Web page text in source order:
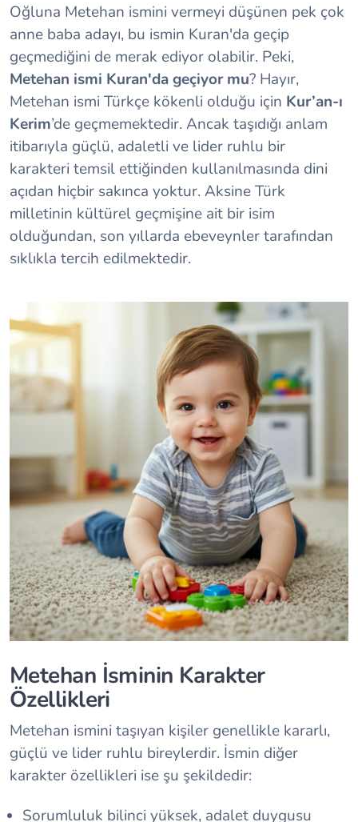
Oğluna Metehan ismini vermeyi düşünen pek çok
anne baba adayı, bu ismin Kuran'da geçip
geçmediğini de merak ediyor olabilir. Peki,
Metehan ismi Kuran'da geçiyor mu? Hayır,
Metehan ismi Türkçe kökenli olduğu için Kur’an-ı
Kerim’de geçmemektedir. Ancak taşıdığı anlam
itibarıyla güçlü, adaletli ve lider ruhlu bir
karakteri temsil ettiğinden kullanılmasında dini
açıdan hiçbir sakınca yoktur. Aksine Türk
milletinin kültürel geçmişine ait bir isim
olduğundan, son yıllarda ebeveynler tarafından
sıklıkla tercih edilmektedir.
Metehan İsminin Karakter
Özellikleri
Metehan ismini taşıyan kişiler genellikle kararlı,
güçlü ve lider ruhlu bireylerdir. İsmin diğer
karakter özellikleri ise şu şekildedir:
Sorumluluk bilinci yüksek, adalet duygusu